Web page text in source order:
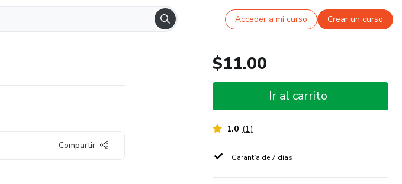
Acceder a mi curso Crear un curso
Compartir
$11.00
Ir al carrito
1.0 (1)
Garantía de 7 días